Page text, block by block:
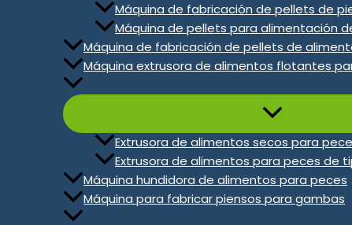
Máquina de fabricación de pellets de
Máquina de pellets para alimentación
Máquina de fabricación de pellets de
Máquina extrusora de alimentos flotantes
Extrusora de alimentos secos para
Extrusora de alimentos para peces de
Máquina hundidora de alimentos para peces
Máquina para fabricar piensos para gambas